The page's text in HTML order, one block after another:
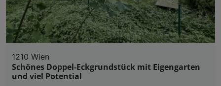
1210 Wien
Schönes Doppel-Eckgrundstück mit Eigengarten
und viel Potential